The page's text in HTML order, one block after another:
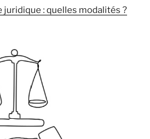
juridique : quelles modalités ?